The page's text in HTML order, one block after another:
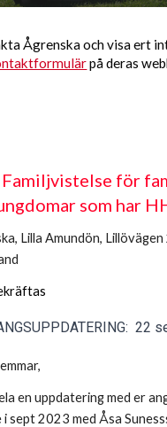
Ågrenska och visa ert
på deras
för
som har
Lilla Amundön, Lillövägen
22
en uppdatering med er
sept 2023 med Åsa